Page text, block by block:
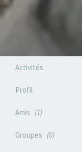
Activités
Profil
Amis 1
Groupes 0